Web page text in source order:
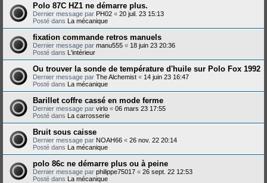
Polo 87C HZ1 ne démarre plus.
Dernier message par PH02 « 20 juil. 23 15:13
Posté dans La mécanique
fixation commande retros manuels
Dernier message par manu555 « 18 juin 23 20:36
Posté dans L'intérieur
Ou trouver la sonde de température d'huile sur Polo Fox 1992
Dernier message par The Alchemist « 14 juin 23 16:47
Posté dans La mécanique
Barillet coffre cassé en mode ferme
Dernier message par virlo « 06 mars 23 17:55
Posté dans La carrosserie
Bruit sous caisse
Dernier message par NOAH66 « 26 nov. 22 20:14
Posté dans La mécanique
polo 86c ne démarre plus ou à peine
Dernier message par philippe75017 « 26 sept. 22 12:53
Posté dans La mécanique